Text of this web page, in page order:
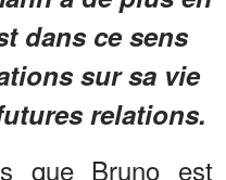
dans ce sens
sur sa vie
relations.
que Bruno est